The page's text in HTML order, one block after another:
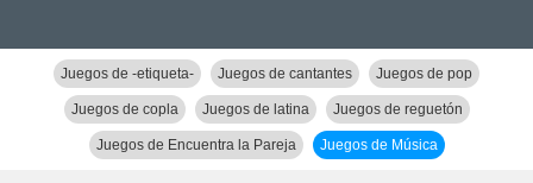
Juegos de -etiqueta- Juegos de cantantes Juegos de pop
Juegos de copla Juegos de latina Juegos de reguetón
Juegos de Encuentra la Pareja Juegos de Música